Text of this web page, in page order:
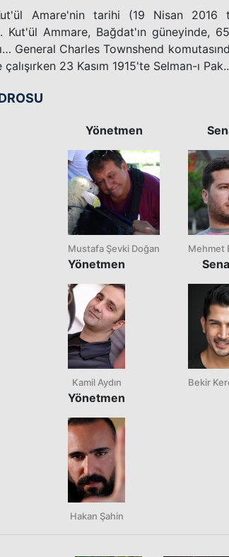
Amare'nin tarihi (19 Nisan 2016
Kut'ül Ammare, Bağdat'ın güneyinde,
General Charles Townshend
23 Kasım 1915'te Selman-ı
Yönetmen
Mustafa Şevki Doğan
Yönetmen
Kamil Aydın
Yönetmen
Hakan Şahin
Mehmet
Bekir